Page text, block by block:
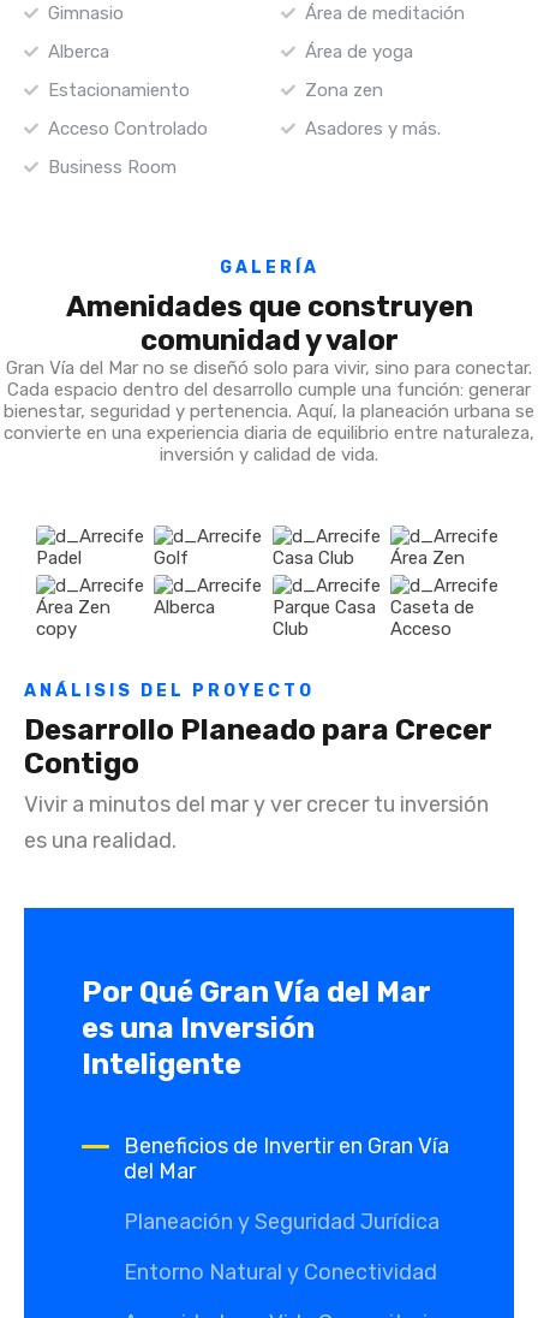
Gimnasio
Alberca
Estacionamiento
Acceso Controlado
Business Room
Área de meditación
Área de yoga
Zona zen
Asadores y más.
GALERÍA
Amenidades que construyen
comunidad y valor
Gran Vía del Mar no se diseñó solo para vivir, sino para conectar.
Cada espacio dentro del desarrollo cumple una función: generar
bienestar, seguridad y pertenencia. Aquí, la planeación urbana se
convierte en una experiencia diaria de equilibrio entre naturaleza,
inversión y calidad de vida.
ANÁLISIS DEL PROYECTO
Desarrollo Planeado para Crecer
Contigo
Vivir a minutos del mar y ver crecer tu inversión
es una realidad.
Por Qué Gran Vía del Mar
es una Inversión
Inteligente
Beneficios de Invertir en Gran Vía
del Mar
Planeación y Seguridad Jurídica
Entorno Natural y Conectividad